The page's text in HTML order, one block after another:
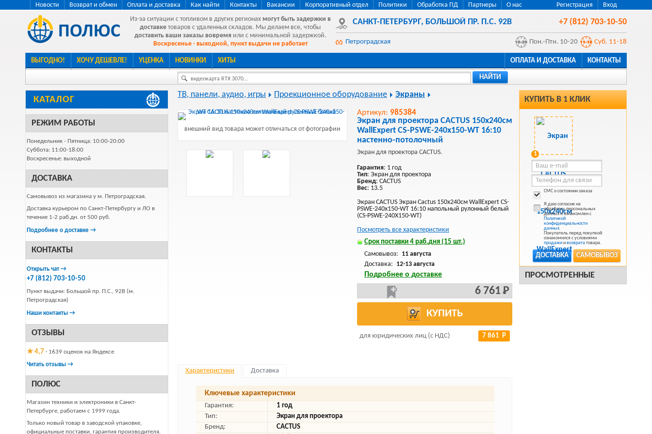
Регистрация Вход
Новости Возврат и обмен Оплата и доставка Как найти Контакты Вакансии Корпоративный отдел Политики Обработка ПД Партнеры
О нас
Из-за ситуации с топливом в других регионах могут быть задержки в
доставке товаров с удаленных складов. Мы делаем все, чтобы
доставить ваши заказы вовремя или с минимальной задержкой.
Воскресенье - выходной, пункт выдачи не работает
САНКТ-ПЕТЕРБУРГ, БОЛЬШОЙ ПР. П.С. 92В +7 (812) 703-10-50
Петроградская Пон.-Птн. 10-20 Суб. 11-18
ВЫГОДНО! ХОЧУ ДЕШЕВЛЕ! УЦЕНКА НОВИНКИ ХИТЫ ОПЛАТА И ДОСТАВКА КОНТАКТЫ
видеокарта RTX 3070... НАЙТИ
КАТАЛОГ
РЕЖИМ РАБОТЫ
Понедельник - Пятница: 10:00-20:00
Суббота: 11:00-18:00
Воскресенье: выходной
ДОСТАВКА
Самовывоз из магазина у м. Петроградская.
Доставка курьером по Санкт-Петербургу и ЛО в
течение 1-2 раб.дн. от 500 руб.
Подробнее о доставке →
КОНТАКТЫ
Открыть чат →
+7 (812) 703-10-50
Пункт выдачи: Большой пр. П.С., 92В (м.
Петроградская)
Наши контакты →
ОТЗЫВЫ
★ 4,7 · 1639 оценок на Яндексе
Читать отзывы →
ПОЛЮС
Магазин техники и электроники в Санкт-
Петербурге, работаем с 1999 года.
Только новый товар в заводской упаковке,
официальные поставки, гарантия производителя.
КУПИТЬ В 1 КЛИК
1
СМС о состоянии заказа
Я даю согласие на
обработку персональных
данных и ознакомлен с
Политикой
конфиденциальности
данных.
Покупатель перед покупкой
ознакомился с условиями
продажиивозврататовара.
САМОВЫВОЗ
ДОСТАВКА
ПРОСМОТРЕННЫЕ
ТВ, панели, аудио, игры Проекционное оборудование Экраны
внешний вид товара может отличаться от фотографии
Артикул: 985384
Экран для проектора CACTUS 150x240см
WallExpert CS-PSWE-240x150-WT 16:10
настенно-потолочный
Экран для проектора CACTUS.
Гарантия: 1 год
Тип: Экран для проектора
Бренд: CACTUS
Вес: 13.5
Экран CACTUS Экран Cactus 150x240см WallExpert CS-
PSWE-240x150-WT 16:10 напольный рулонный белый
(CS-PSWE-240X150-WT)
Посмотреть все характеристики
Срок поставки 4 раб.дня (15 шт.)
Самовывоз: 11 августа
Доставка: 12-13 августа
Подробнее о доставке
6 761 Р
КУПИТЬ
для юридических лиц (с НДС) 7 861 Р
Характеристики Доставка
Ключевые характеристики
Гарантия:
1 год
Тип:
Экран для проектора
Бренд:
CACTUS